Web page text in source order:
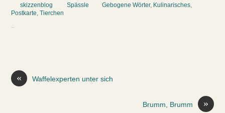
skizzenblog Spässle Gebogene Wörter, Kulinarisches,
Postkarte,Tierchen
« Waffelexperten unter sich
»
Brumm, Brumm